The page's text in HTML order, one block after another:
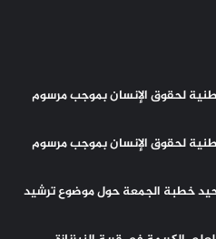
لحقوق الإنسان بموجب مرسوم
لحقوق الإنسان بموجب مرسوم
خطبة الجمعة حول موضوع ترشيد